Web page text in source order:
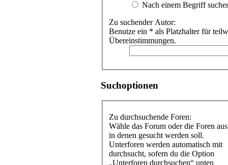
Nach einem Begriff
Zu suchender Autor:
Benutze ein * als Platzhalter für
Übereinstimmungen.
Suchoptionen
Zu durchsuchende Foren:
Wähle das Forum oder die Foren
in denen gesucht werden soll.
Unterforen werden automatisch mit
durchsucht, sofern du die Option
„Unterforen durchsuchen“ unten